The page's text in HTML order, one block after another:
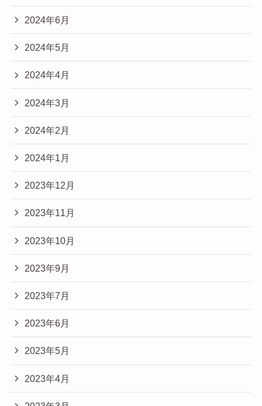
2024年6月
2024年5月
2024年4月
2024年3月
2024年2月
2024年1月
2023年12月
2023年11月
2023年10月
2023年9月
2023年7月
2023年6月
2023年5月
2023年4月